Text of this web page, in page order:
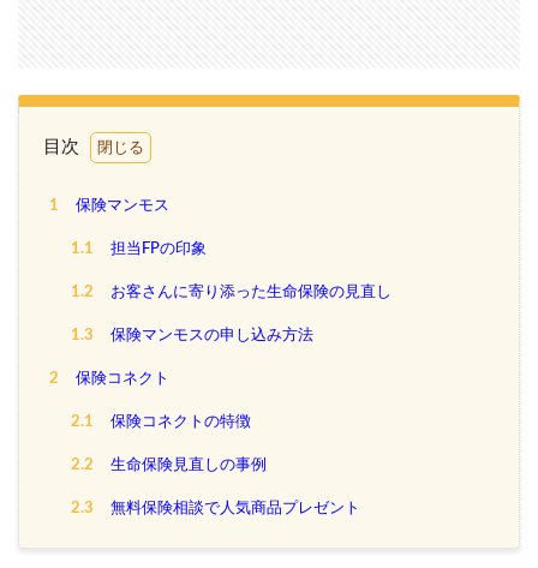
目次
1 保険マンモス
1.1 担当FPの印象
1.2 お客さんに寄り添った生命保険の見直し
1.3 保険マンモスの申し込み方法
2 保険コネクト
2.1 保険コネクトの特徴
2.2 生命保険見直しの事例
2.3 無料保険相談で人気商品プレゼント